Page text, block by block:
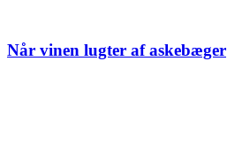
Når vinen lugter af askebæger